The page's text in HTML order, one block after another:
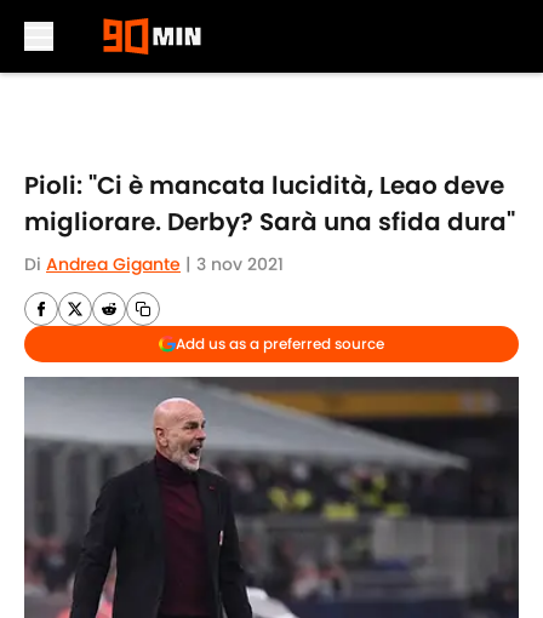
Pioli: "Ci è mancata lucidità, Leao deve
migliorare. Derby? Sarà una sfida dura"
Di Andrea Gigante | 3 nov 2021
Add us as a preferred source